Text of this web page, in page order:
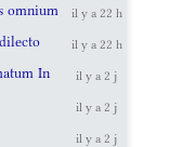
omnium il y a 22 h
il y a 22 h
In il y a 2 j
il y a 2 j
il y a 2 j